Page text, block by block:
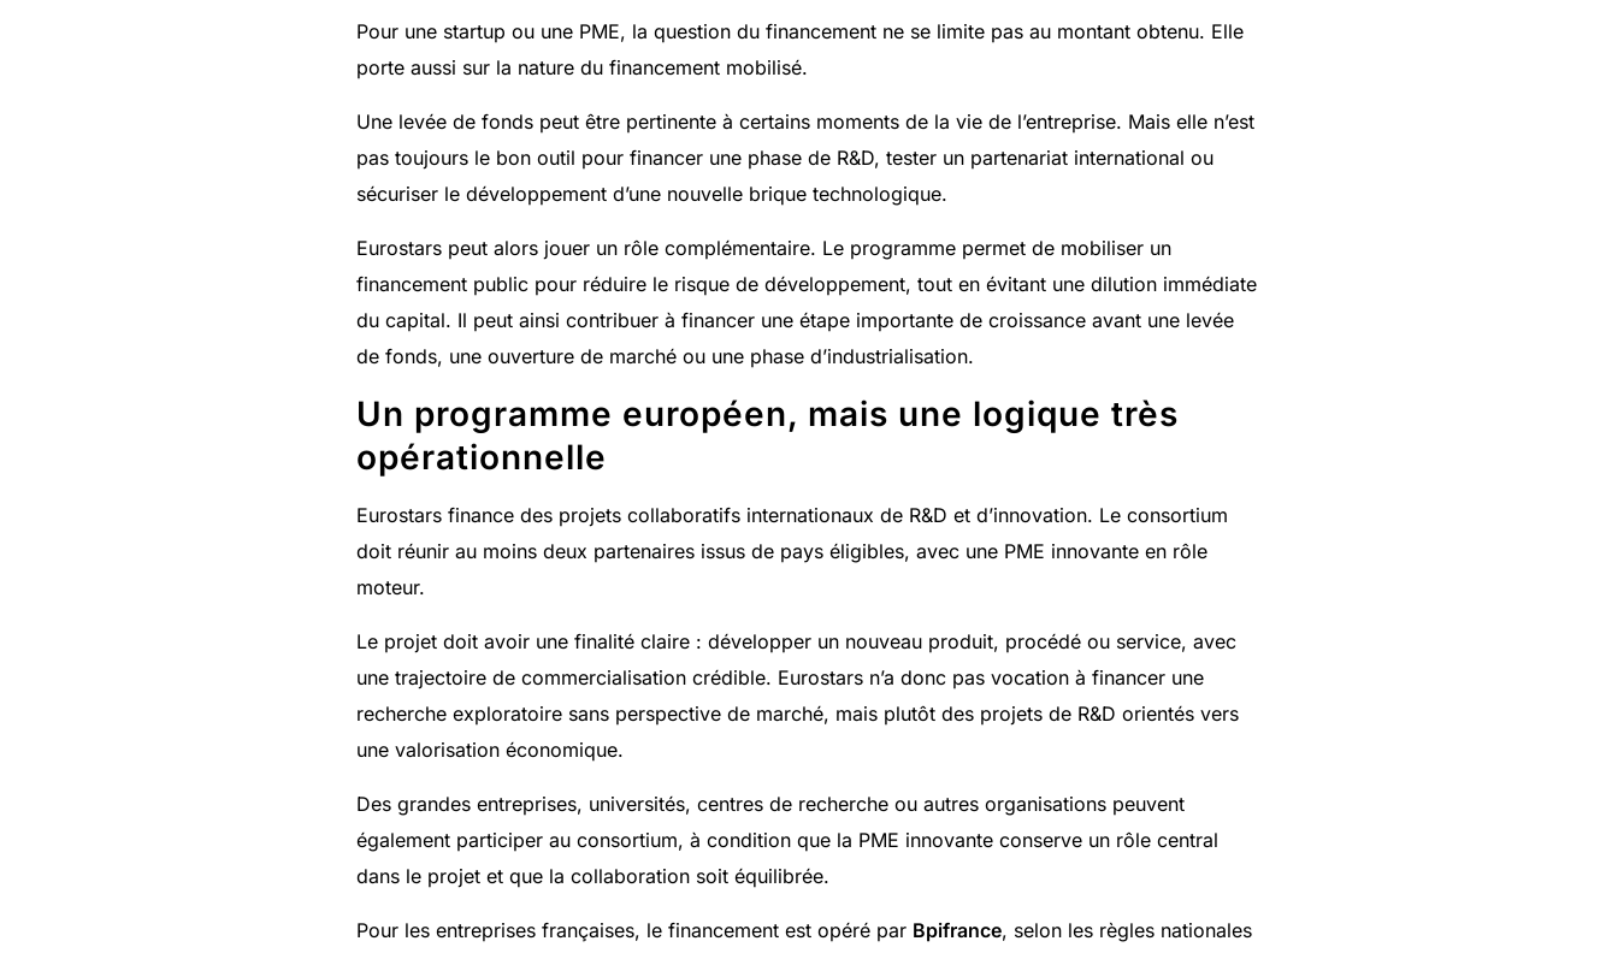
Pour une startup ou une PME, la question du financement ne se limite pas au montant obtenu. Elle
porte aussi sur la nature du financement mobilisé.
Une levée de fonds peut être pertinente à certains moments de la vie de l’entreprise. Mais elle n’est
pas toujours le bon outil pour financer une phase de R&D, tester un partenariat international ou
sécuriser le développement d’une nouvelle brique technologique.
Eurostars peut alors jouer un rôle complémentaire. Le programme permet de mobiliser un
financement public pour réduire le risque de développement, tout en évitant une dilution immédiate
du capital. Il peut ainsi contribuer à financer une étape importante de croissance avant une levée
de fonds, une ouverture de marché ou une phase d’industrialisation.
Un programme européen, mais une logique très
opérationnelle
Eurostars finance des projets collaboratifs internationaux de R&D et d’innovation. Le consortium
doit réunir au moins deux partenaires issus de pays éligibles, avec une PME innovante en rôle
moteur.
Le projet doit avoir une finalité claire : développer un nouveau produit, procédé ou service, avec
une trajectoire de commercialisation crédible. Eurostars n’a donc pas vocation à financer une
recherche exploratoire sans perspective de marché, mais plutôt des projets de R&D orientés vers
une valorisation économique.
Des grandes entreprises, universités, centres de recherche ou autres organisations peuvent
également participer au consortium, à condition que la PME innovante conserve un rôle central
dans le projet et que la collaboration soit équilibrée.
Pour les entreprises françaises, le financement est opéré par Bpifrance, selon les règles nationales